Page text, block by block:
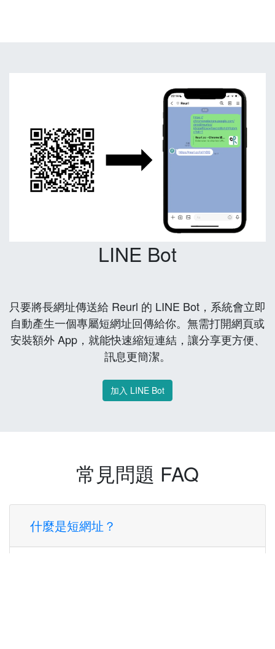
LINE Bot
只要將長網址傳送給 Reurl 的 LINE Bot，系統會立即
自動產生一個專屬短網址回傳給你。無需打開網頁或
安裝額外 App，就能快速縮短連結，讓分享更方便、
訊息更簡潔。
加入 LINE Bot
常見問題 FAQ
什麼是短網址？